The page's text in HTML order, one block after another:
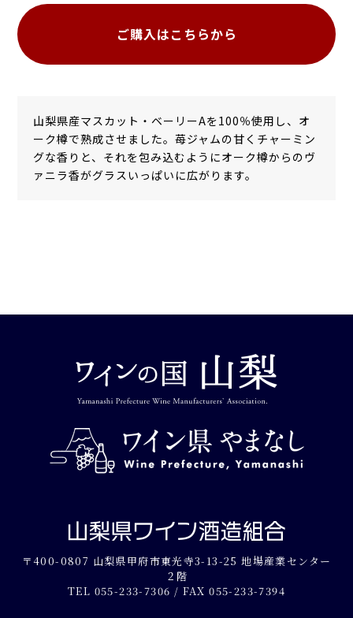
ご購入はこちらから
山梨県産マスカット・ベーリーAを100％使用し、オ
ーク樽で熟成させました。苺ジャムの甘くチャーミン
グな香りと、それを包み込むようにオーク樽からのヴ
ァニラ香がグラスいっぱいに広がります。
〒400-0807 山梨県甲府市東光寺3-13-25 地場産業センター
２階
TEL 055-233-7306 / FAX 055-233-7394